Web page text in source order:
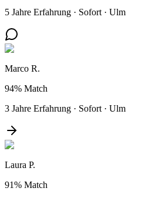
5 Jahre Erfahrung · Sofort · Ulm
Marco R.
94% Match
3 Jahre Erfahrung · Sofort · Ulm
Laura P.
91% Match